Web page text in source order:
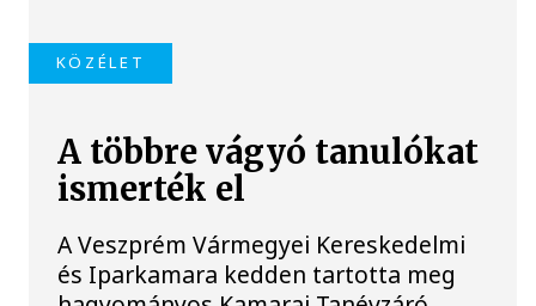
KÖZÉLET
A többre vágyó tanulókat
ismerték el
A Veszprém Vármegyei Kereskedelmi
és Iparkamara kedden tartotta meg